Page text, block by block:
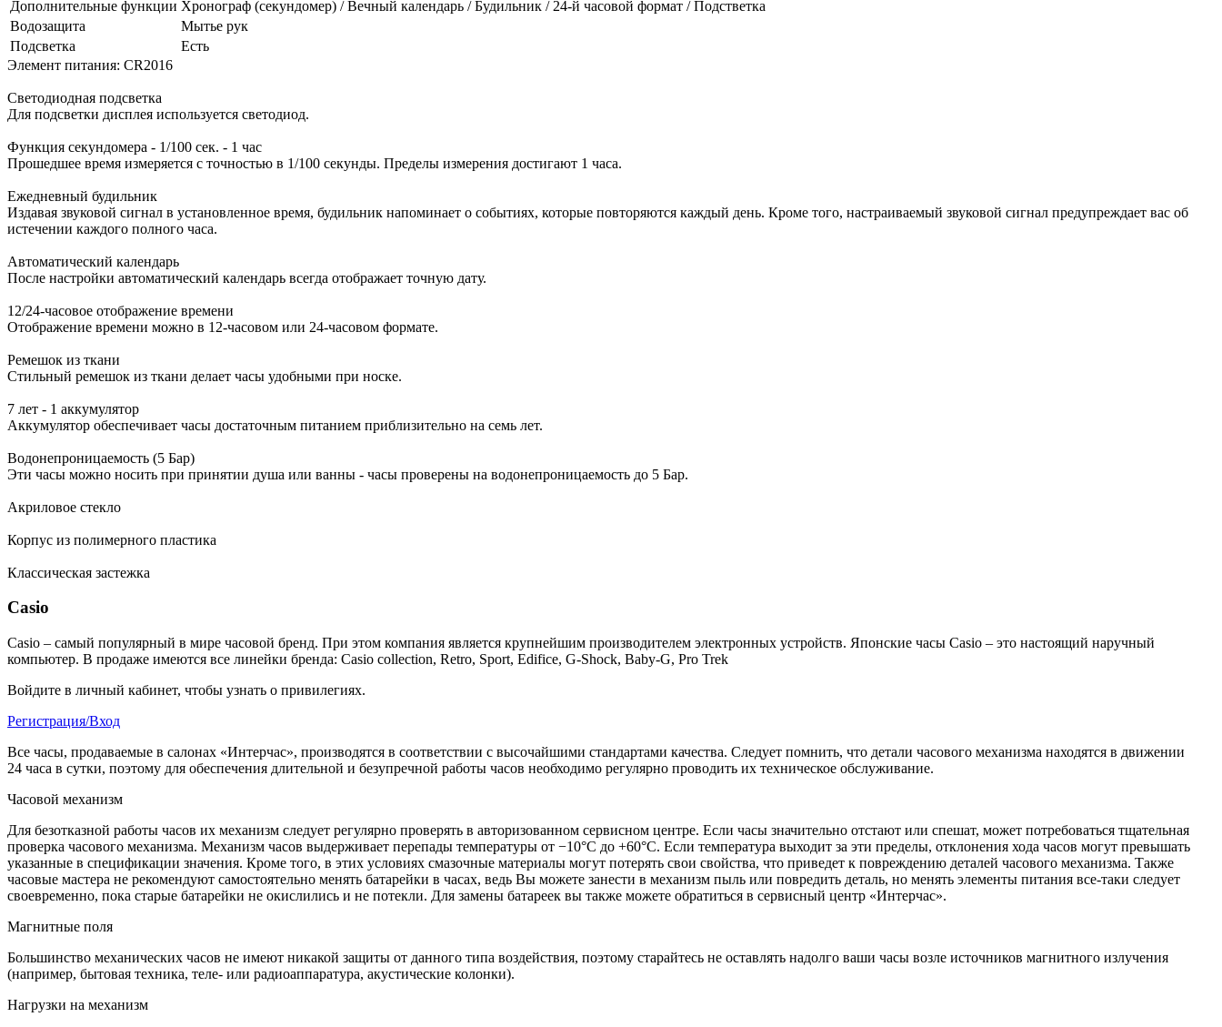
Дополнительные функции Хронограф (секундомер) / Вечный календарь / Будильник / 24-й часовой формат / Подстветка
Водозащита
Мытье рук
Подсветка
Есть
Элемент питания: CR2016
Светодиодная подсветка
Для подсветки дисплея используется светодиод.
Функция секундомера - 1/100 сек. - 1 час
Прошедшее время измеряется с точностью в 1/100 секунды. Пределы измерения достигают 1 часа.
Ежедневный будильник
Издавая звуковой сигнал в установленное время, будильник напоминает о событиях, которые повторяются каждый день. Кроме того, настраиваемый звуковой сигнал предупреждает вас об
истечении каждого полного часа.
Автоматический календарь
После настройки автоматический календарь всегда отображает точную дату.
12/24-часовое отображение времени
Отображение времени можно в 12-часовом или 24-часовом формате.
Ремешок из ткани
Стильный ремешок из ткани делает часы удобными при носке.
7 лет - 1 аккумулятор
Аккумулятор обеспечивает часы достаточным питанием приблизительно на семь лет.
Водонепроницаемость (5 Бар)
Эти часы можно носить при принятии душа или ванны - часы проверены на водонепроницаемость до 5 Бар.
Акриловое стекло
Корпус из полимерного пластика
Классическая застежка
Casio
Casio – самый популярный в мире часовой бренд. При этом компания является крупнейшим производителем электронных устройств. Японские часы Casio – это настоящий наручный
компьютер. В продаже имеются все линейки бренда: Casio collection, Retro, Sport, Edifice, G-Shock, Baby-G, Pro Trek
Войдите в личный кабинет, чтобы узнать о привилегиях.
Регистрация/Вход
Все часы, продаваемые в салонах «Интерчас», производятся в соответствии с высочайшими стандартами качества. Следует помнить, что детали часового механизма находятся в движении
24 часа в сутки, поэтому для обеспечения длительной и безупречной работы часов необходимо регулярно проводить их техническое обслуживание.
Часовой механизм
Для безотказной работы часов их механизм следует регулярно проверять в авторизованном сервисном центре. Если часы значительно отстают или спешат, может потребоваться тщательная
проверка часового механизма. Механизм часов выдерживает перепады температуры от −10°C до +60°C. Если температура выходит за эти пределы, отклонения хода часов могут превышать
указанные в спецификации значения. Кроме того, в этих условиях смазочные материалы могут потерять свои свойства, что приведет к повреждению деталей часового механизма. Также
часовые мастера не рекомендуют самостоятельно менять батарейки в часах, ведь Вы можете занести в механизм пыль или повредить деталь, но менять элементы питания все-таки следует
своевременно, пока старые батарейки не окислились и не потекли. Для замены батареек вы также можете обратиться в сервисный центр «Интерчас».
Магнитные поля
Большинство механических часов не имеют никакой защиты от данного типа воздействия, поэтому старайтесь не оставлять надолго ваши часы возле источников магнитного излучения
(например, бытовая техника, теле- или радиоаппаратура, акустические колонки).
Нагрузки на механизм